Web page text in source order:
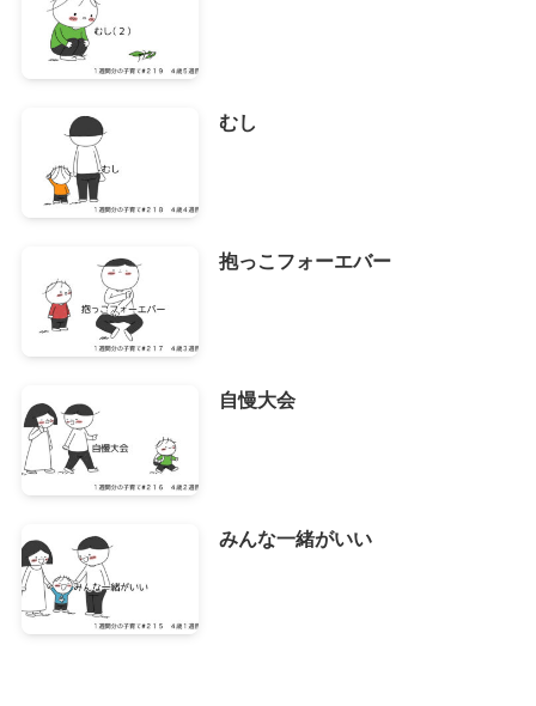
むし
抱っこフォーエバー
自慢大会
みんな一緒がいい